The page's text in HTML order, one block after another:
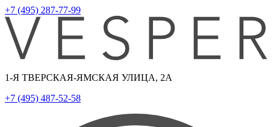
+7 (495) 287-77-99
1-Я ТВЕРСКАЯ-ЯМСКАЯ УЛИЦА, 2А
+7 (495) 487-52-58